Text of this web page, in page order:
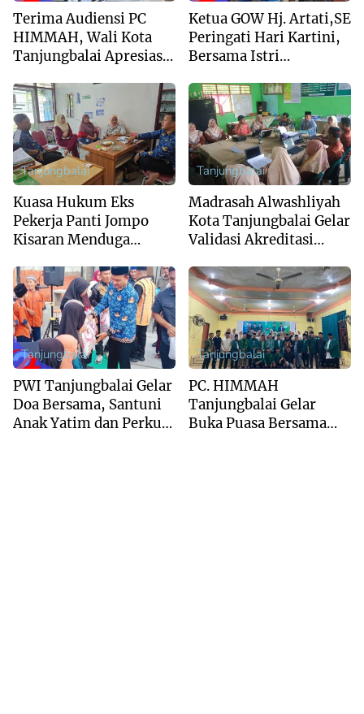
Terima Audiensi PC
HIMMAH, Wali Kota
Tanjungbalai Apresiasi
Al Washliyah
Ketua GOW Hj. Artati,SE
Peringati Hari Kartini,
Bersama Istri
Panti Jompo Asahan
Tanjungbalai
Kuasa Hukum Eks
Pekerja Panti Jompo
Kisaran Menduga
Bentuk PHK
Terselebung
Tanjungbalai
Madrasah Alwashliyah
Kota Tanjungbalai Gelar
Validasi Akreditasi
BAN-PDM Tahun 2026
Tanjungbalai
PWI Tanjungbalai Gelar
Doa Bersama, Santuni
Anak Yatim dan Perkuat
Tanjungbalai
PC. HIMMAH
Tanjungbalai Gelar
Buka Puasa Bersama